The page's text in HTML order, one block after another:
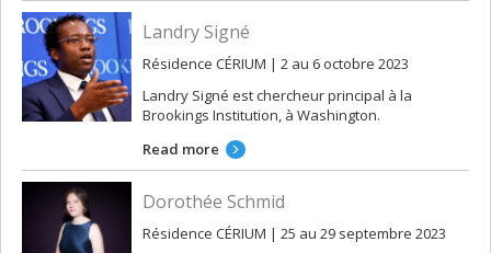
Landry Signé
Résidence CÉRIUM | 2 au 6 octobre 2023
Landry Signé est chercheur principal à la
Brookings Institution, à Washington.
Read more
Dorothée Schmid
Résidence CÉRIUM | 25 au 29 septembre 2023